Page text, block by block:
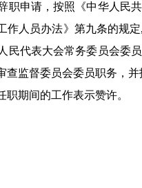
申请，按照《中华人民
人员办法》第九条的规
代表大会常务委员会委
监督委员会委员职务，
期间的工作表示赞许。